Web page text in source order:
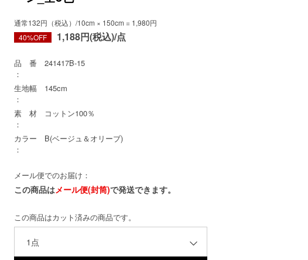
通常132円（税込）/10cm × 150cm = 1,980円
40%OFF
1,188円(税込)/点
品 番
：
241417B-15
生地幅
：
145cm
素 材
：
コットン100％
カラー
：
B(ベージュ＆オリーブ)
メール便でのお届け：
この商品はメール便(封筒)で発送できます。
この商品はカット済みの商品です。
1点